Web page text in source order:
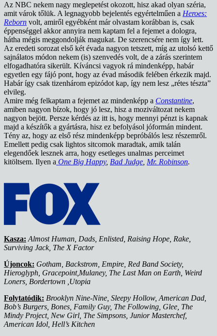
Az NBC nekem nagy meglepetést okozott, hisz akad olyan széria,
amit várok tőlük. A legnagyobb bejelentés egyértelműen a Heroes:
Reborn volt, amiről egyébként már olvastam korábban is, csak
éppenséggel akkor annyira nem kaptam fel a fejemet a dologra,
hátha mégis meggondolják magukat. De szerencsére nem így lett.
Az eredeti sorozat első két évada nagyon tetszett, míg az utolsó kettő
sajnálatos módon nekem (is) szenvedés volt, de a zárás szerintem
elfogadhatóra sikerült. Kíváncsi vagyok rá mindenképp, habár
egyetlen egy fájó pont, hogy az évad második felében érkezik majd.
Habár így csak tizenhárom epizódot kap, így nem lesz „rétes tészta”
elvileg.
Amire még felkaptam a fejemet az mindenképp a Constantine,
amiben nagyon bízok, hogy jó lesz, hisz a moziváltozat nekem
nagyon bejött. Persze kérdés az itt is, hogy mennyi pénzt is kapnak
majd a készítők a gyártásra, hisz ez befolyásol jóformán mindent.
Tény az, hogy az első rész mindenképp bepróbálós lesz részemről.
Emellett pedig csak lightos sitcomok maradtak, amik talán
elegendőek lesznek arra, hogy esetleges unalmas perceimet
kitöltsem. Ilyen a One Big Happy, Bad Judge Mr. Robinson.
Kasza: Almost Human, Dads, Enlisted, Raising Hope, Rake,
Surviving Jack, The X Factor
Újoncok: Gotham, Backstrom, Empire, Red Band Society,
Hieroglyph, Gracepoint,Mulaney, The Last Man on Earth, Weird
Loners, Bordertown ,Utopia
Folytatódik: Brooklyn Nine-Nine, Sleepy Hollow, American Dad,
Bob’s Burgers, Bones, Family Guy, The Following, Glee, The
Mindy Project, New Girl, The Simpsons, Junior Masterchef,
American Idol, Hell’s Kitchen